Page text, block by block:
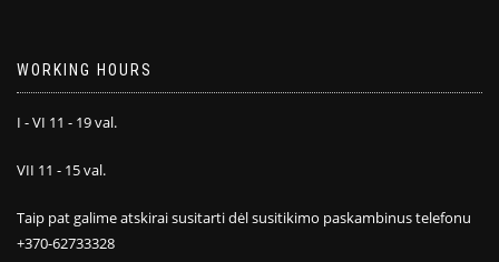
WORKING HOURS
I - VI 11 - 19 val.
VII 11 - 15 val.
Taip pat galime atskirai susitarti dėl susitikimo paskambinus telefonu
+370-62733328